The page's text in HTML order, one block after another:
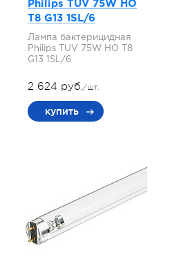
Philips TUV 75W HO
T8 G13 1SL/6
Лампа бактерицидная
Philips TUV 75W HO T8
G13 1SL/6
2 624 руб./шт.
купить